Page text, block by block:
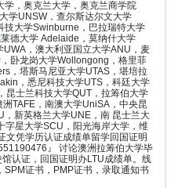
学，奥克兰大学，奥克兰商学院
学UNSW，查尔斯达尔文大学
技大学Swinburne，巴拉瑞特大学
德大学 Adelaide，莫纳什大学
，澳大利亚国立大学ANU，麦
卧龙岗大学Wollongong，格里菲
，塔斯马尼亚大学UTAS，堪培拉
，悉尼科技大学UTS，科廷大学
昆士兰科技大学QUT，拉筹伯大学
TAFE，南澳大学UniSA，中央昆
新英格兰大学UNE，南 昆士兰大
字星大学SCU，阳光海岸大学，维
文凭学历认证成绩单留学回国证明
』 讨论澳洲拉筹伯大学毕
认证，回国证明办LTU成绩单。线
证书，PMP证书，录取通知书